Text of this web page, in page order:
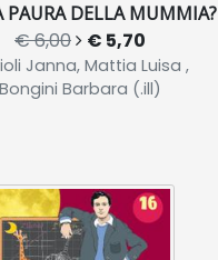
PAURA DELLA MUMMIA?
€ 6,00 € 5,70
Janna, Mattia Luisa ,
Bongini Barbara (.ill)